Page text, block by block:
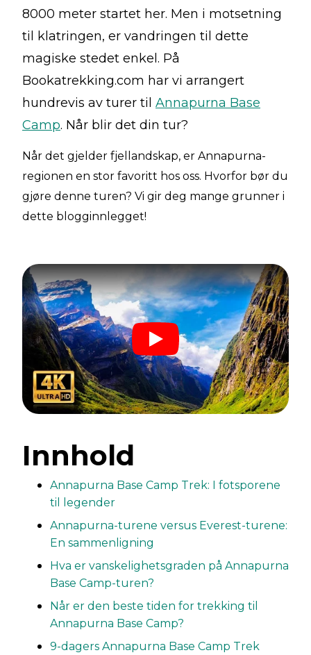
8000 meter startet her. Men i motsetning
til klatringen, er vandringen til dette
magiske stedet enkel. På
Bookatrekking.com har vi arrangert
hundrevis av turer til Annapurna Base
Camp. Når blir det din tur?
Når det gjelder fjellandskap, er Annapurna-
regionen en stor favoritt hos oss. Hvorfor bør du
gjøre denne turen? Vi gir deg mange grunner i
dette blogginnlegget!
Innhold
Annapurna Base Camp Trek: I fotsporene
til legender
Annapurna-turene versus Everest-turene:
En sammenligning
Hva er vanskelighetsgraden på Annapurna
Base Camp-turen?
Når er den beste tiden for trekking til
Annapurna Base Camp?
9-dagers Annapurna Base Camp Trek